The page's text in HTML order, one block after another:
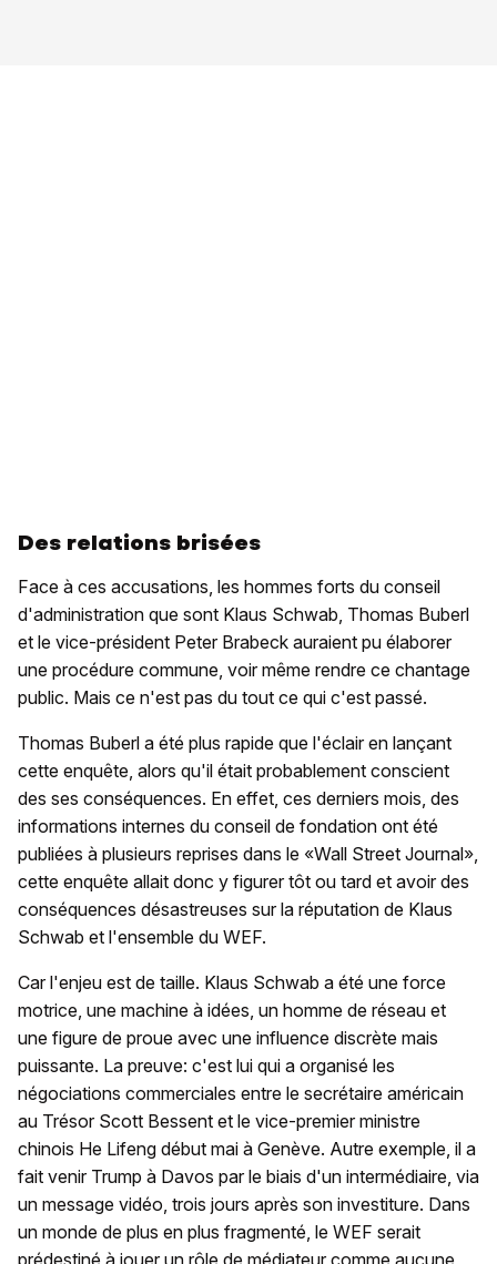
Des relations brisées
Face à ces accusations, les hommes forts du conseil
d'administration que sont Klaus Schwab, Thomas Buberl
et le vice-président Peter Brabeck auraient pu élaborer
une procédure commune, voir même rendre ce chantage
public. Mais ce n'est pas du tout ce qui c'est passé.
Thomas Buberl a été plus rapide que l'éclair en lançant
cette enquête, alors qu'il était probablement conscient
des ses conséquences. En effet, ces derniers mois, des
informations internes du conseil de fondation ont été
publiées à plusieurs reprises dans le «Wall Street Journal»,
cette enquête allait donc y figurer tôt ou tard et avoir des
conséquences désastreuses sur la réputation de Klaus
Schwab et l'ensemble du WEF.
Car l'enjeu est de taille. Klaus Schwab a été une force
motrice, une machine à idées, un homme de réseau et
une figure de proue avec une influence discrète mais
puissante. La preuve: c'est lui qui a organisé les
négociations commerciales entre le secrétaire américain
au Trésor Scott Bessent et le vice-premier ministre
chinois He Lifeng début mai à Genève. Autre exemple, il a
fait venir Trump à Davos par le biais d'un intermédiaire, via
un message vidéo, trois jours après son investiture. Dans
un monde de plus en plus fragmenté, le WEF serait